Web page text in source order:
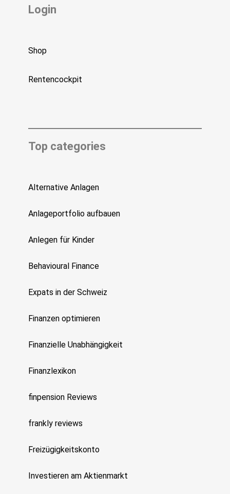
Login
Shop
Rentencockpit
Top categories
Alternative Anlagen
Anlageportfolio aufbauen
Anlegen für Kinder
Behavioural Finance
Expats in der Schweiz
Finanzen optimieren
Finanzielle Unabhängigkeit
Finanzlexikon
finpension Reviews
frankly reviews
Freizügigkeitskonto
Investieren am Aktienmarkt